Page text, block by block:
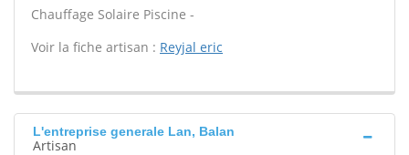
Chauffage Solaire Piscine -
Voir la fiche artisan : Reyjal eric
L'entreprise generale Lan, Balan
Artisan